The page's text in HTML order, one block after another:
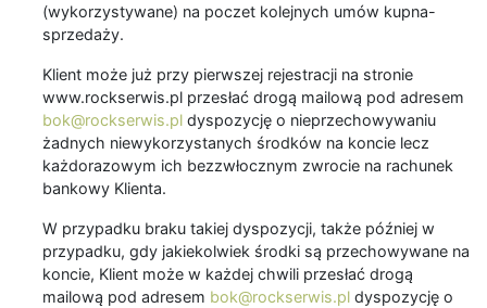
(wykorzystywane) na poczet kolejnych umów kupna-
sprzedaży.
Klient może już przy pierwszej rejestracji na stronie
www.rockserwis.pl przesłać drogą mailową pod adresem
bok@rockserwis.pl dyspozycję o nieprzechowywaniu
żadnych niewykorzystanych środków na koncie lecz
każdorazowym ich bezzwłocznym zwrocie na rachunek
bankowy Klienta.
W przypadku braku takiej dyspozycji, także później w
przypadku, gdy jakiekolwiek środki są przechowywane na
koncie, Klient może w każdej chwili przesłać drogą
mailową pod adresem bok@rockserwis.pl dyspozycję o